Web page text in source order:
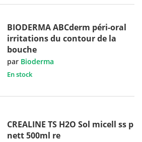
BIODERMA ABCderm péri-oral
irritations du contour de la
bouche
par Bioderma
En stock
CREALINE TS H2O Sol micell ss p
nett 500ml re